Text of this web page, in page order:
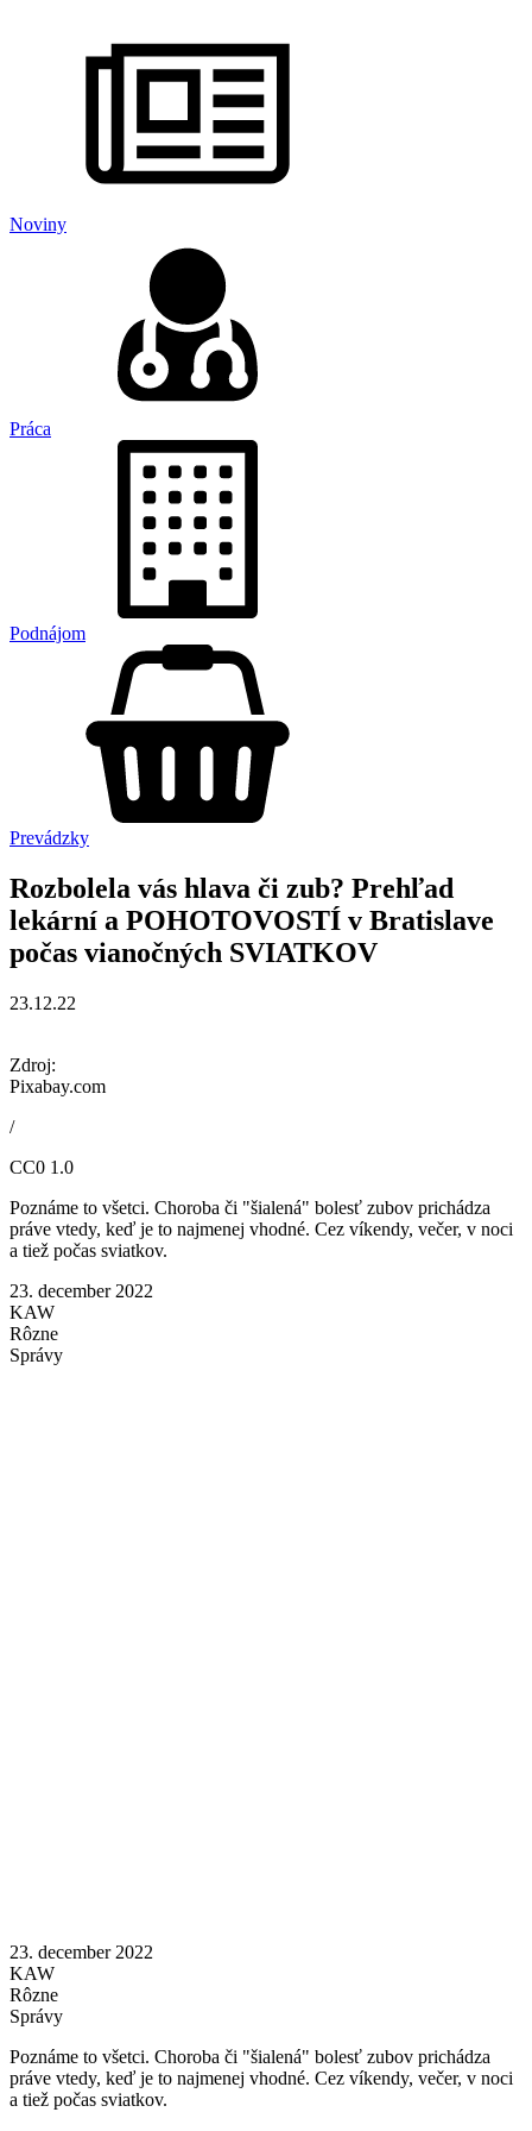
Noviny
Práca
Podnájom
Prevádzky
Rozbolela vás hlava či zub? Prehľad
lekární a POHOTOVOSTÍ v Bratislave
počas vianočných SVIATKOV
23.12.22
Zdroj:
Pixabay.com
/
CC0 1.0
Poznáme to všetci. Choroba či "šialená" bolesť zubov prichádza
práve vtedy, keď je to najmenej vhodné. Cez víkendy, večer, v noci
a tiež počas sviatkov.
23. december 2022
KAW
Rôzne
Správy
23. december 2022
KAW
Rôzne
Správy
Poznáme to všetci. Choroba či "šialená" bolesť zubov prichádza
práve vtedy, keď je to najmenej vhodné. Cez víkendy, večer, v noci
a tiež počas sviatkov.